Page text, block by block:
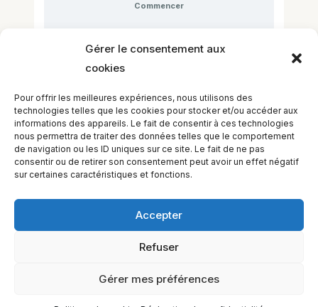
Gérer le consentement aux
cookies
Pour offrir les meilleures expériences, nous utilisons des
technologies telles que les cookies pour stocker et/ou accéder aux
informations des appareils. Le fait de consentir à ces technologies
nous permettra de traiter des données telles que le comportement
de navigation ou les ID uniques sur ce site. Le fait de ne pas
consentir ou de retirer son consentement peut avoir un effet négatif
sur certaines caractéristiques et fonctions.
Accepter
Refuser
Gérer mes préférences
Commencer
H1Y 2J9 Canada